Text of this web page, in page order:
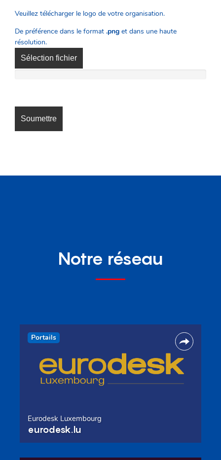
Sélection fichier
Veuillez télécharger le logo de votre organisation.
De préférence dans le format .png et dans une haute
résolution.
Notre réseau
Portails
Eurodesk Luxembourg
eurodesk.lu